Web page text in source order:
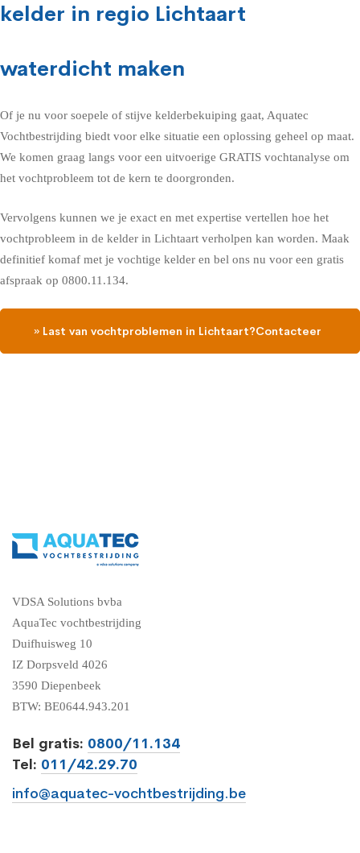
kelder in regio Lichtaart
waterdicht maken
Of je nu voor soepele of stijve kelderbekuiping gaat, Aquatec
Vochtbestrijding biedt voor elke situatie een oplossing geheel op maat.
We komen graag langs voor een uitvoerige GRATIS vochtanalyse om
het vochtprobleem tot de kern te doorgronden.
Vervolgens kunnen we je exact en met expertise vertellen hoe het
vochtprobleem in de kelder in Lichtaart verholpen kan worden. Maak
definitief komaf met je vochtige kelder en bel ons nu voor een gratis
afspraak op 0800.11.134.
» Last van vochtproblemen in Lichtaart?Contacteer
VDSA Solutions bvba
AquaTec vochtbestrijding
Duifhuisweg 10
IZ Dorpsveld 4026
3590 Diepenbeek
BTW: BE0644.943.201
Bel gratis: 0800/11.134
Tel: 011/42.29.70
info@aquatec-vochtbestrijding.be